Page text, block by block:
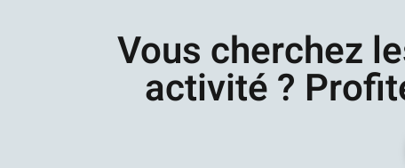
Vous cherchez
activité ?